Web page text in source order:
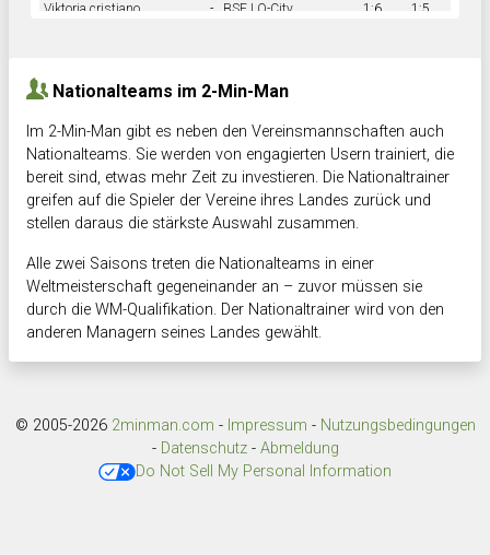
Viktoria cristiano - BSF LO-City 1:6 1:5
Nationalteams im 2-Min-Man
Im 2-Min-Man gibt es neben den Vereinsmannschaften auch
Nationalteams. Sie werden von engagierten Usern trainiert, die
bereit sind, etwas mehr Zeit zu investieren. Die Nationaltrainer
greifen auf die Spieler der Vereine ihres Landes zurück und
stellen daraus die stärkste Auswahl zusammen.
Alle zwei Saisons treten die Nationalteams in einer
Weltmeisterschaft gegeneinander an – zuvor müssen sie
durch die WM-Qualifikation. Der Nationaltrainer wird von den
anderen Managern seines Landes gewählt.
© 2005-2026 2minman.com - Impressum - Nutzungsbedingungen
- Datenschutz- Abmeldung
Do Not Sell My Personal Information